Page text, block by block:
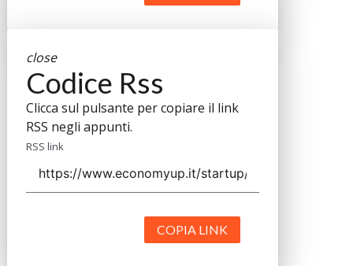
close
Codice Rss
Clicca sul pulsante per copiare il link
RSS negli appunti.
RSS link
COPIA LINK